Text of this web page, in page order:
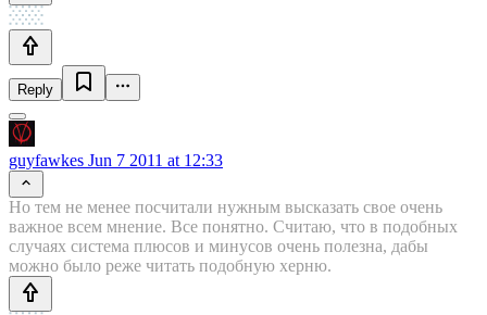
Reply
guyfawkes Jun 7 2011 at 12:33
Но тем не менее посчитали нужным высказать свое очень
важное всем мнение. Все понятно. Считаю, что в подобных
случаях система плюсов и минусов очень полезна, дабы
можно было реже читать подобную херню.